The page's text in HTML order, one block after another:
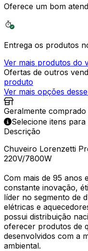
Oferece um bom
Entrega os produtos
Ver mais produtos do
Ofertas de outros
produto
Ver mais opções
Geralmente
Selecione itens
Descrição
Chuveiro Lorenzetti
220V/7800W
Com mais de 95 anos
constante inovação,
líder no segmento de
elétricas e
possui distribuição
oferecer produtos de
desenvolvidos com a
ambiental.